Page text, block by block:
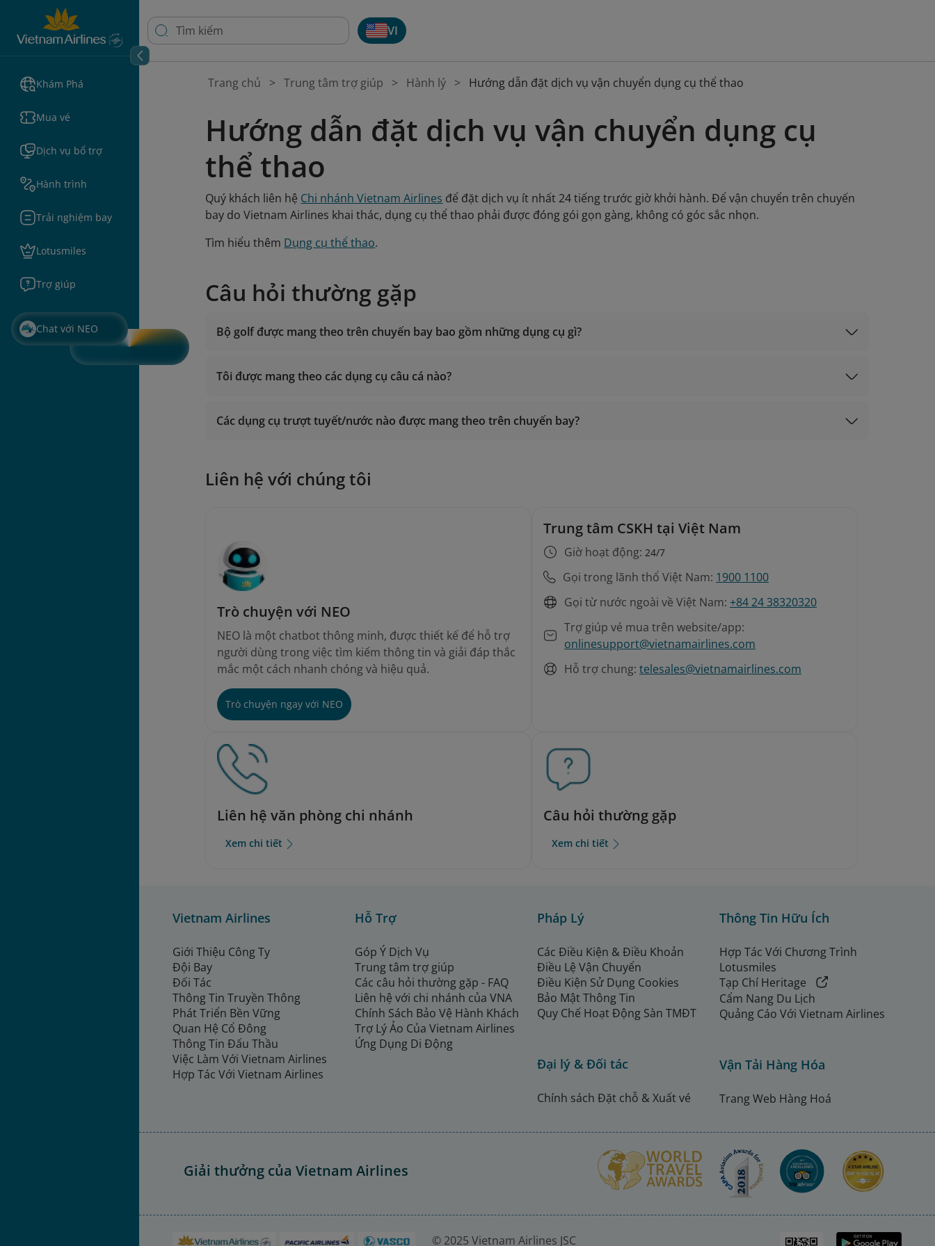
Khám Phá
Mua vé
Dịch vụ bổ trợ
Hành trình
Trải nghiệm bay
Lotusmiles
Trợ giúp
Chat với NEO
VI
Trang chủ Trung tâm trợ giúp Hành lý Hướng dẫn đặt dịch vụ vận chuyển dụng cụ thể thao
Hướng dẫn đặt dịch vụ vận chuyển dụng cụ
thể thao
Quý khách liên hệ Chi nhánh Vietnam Airlines để đặt dịch vụ ít nhất 24 tiếng trước giờ khởi hành. Để vận chuyển trên chuyến
bay do Vietnam Airlines khai thác, dụng cụ thể thao phải được đóng gói gọn gàng, không có góc sắc nhọn.
Tìm hiểu thêm Dụng cụ thể thao.
Câu hỏi thường gặp
Bộ golf được mang theo trên chuyến bay bao gồm những dụng cụ gì?
Tôi được mang theo các dụng cụ câu cá nào?
Các dụng cụ trượt tuyết/nước nào được mang theo trên chuyến bay?
Liên hệ với chúng tôi
Trò chuyện với NEO
NEO là một chatbot thông minh, được thiết kế để hỗ trợ
người dùng trong việc tìm kiếm thông tin và giải đáp thắc
mắc một cách nhanh chóng và hiệu quả.
Trò chuyện ngay với NEO
Trung tâm CSKH tại Việt Nam
Giờ hoạt động: 24/7
Gọi trong lãnh thổ Việt Nam: 1900 1100
Gọi từ nước ngoài về Việt Nam: +84 24 38320320
Trợ giúp vé mua trên website/app:
onlinesupport@vietnamairlines.com
Hỗ trợ chung: telesales@vietnamairlines.com
Liên hệ văn phòng chi nhánh
Xem chi tiết
Câu hỏi thường gặp
Xem chi tiết
Vietnam Airlines
Giới Thiệu Công Ty
Đội Bay
Đối Tác
Thông Tin Truyền Thông
Phát Triển Bền Vững
Quan Hệ Cổ Đông
Thông Tin Đấu Thầu
Việc Làm Với Vietnam Airlines
Hợp Tác Với Vietnam Airlines
Hỗ Trợ
Góp Ý Dịch Vụ
Trung tâm trợ giúp
Các câu hỏi thường gặp - FAQ
Liên hệ với chi nhánh của VNA
Chính Sách Bảo Vệ Hành Khách
Trợ Lý Ảo Của Vietnam Airlines
Ứng Dụng Di Động
Pháp Lý
Các Điều Kiện & Điều Khoản
Điều Lệ Vận Chuyển
Điều Kiện Sử Dụng Cookies
Bảo Mật Thông Tin
Quy Chế Hoạt Động Sàn TMĐT
Đại lý & Đối tác
Chính sách Đặt chỗ & Xuất vé
Thông Tin Hữu Ích
Hợp Tác Với Chương Trình
Lotusmiles
Tạp Chí Heritage
Cẩm Nang Du Lịch
Quảng Cáo Với Vietnam Airlines
Vận Tải Hàng Hóa
Trang Web Hàng Hoá
Giải thưởng của Vietnam Airlines
© 2025 Vietnam Airlines JSC